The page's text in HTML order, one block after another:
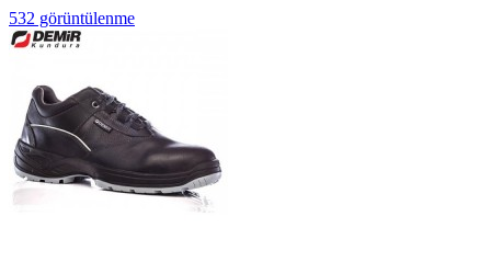
532 görüntülenme